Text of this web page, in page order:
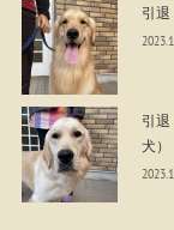
引
引
犬）